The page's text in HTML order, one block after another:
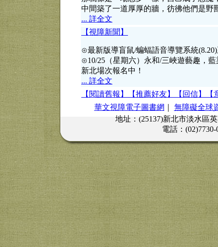
中間築了一道厚厚的牆，彷彿他們是野
... 詳全文
【視障新聞】
⊙最新版導盲鼠/蝙蝠語音導覽系統
⊙10/25（星期六）永和/三峽遊藝趣，
新北場次報名中！
... 詳全文
【閱讀舊報】
【推薦好友】 【回信】
華文視障電子圖書網
無障礙全球
地址：(25137)新北市淡水區
電話：